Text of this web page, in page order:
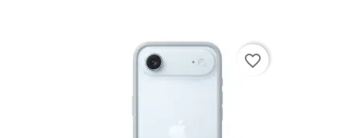
favorite_border